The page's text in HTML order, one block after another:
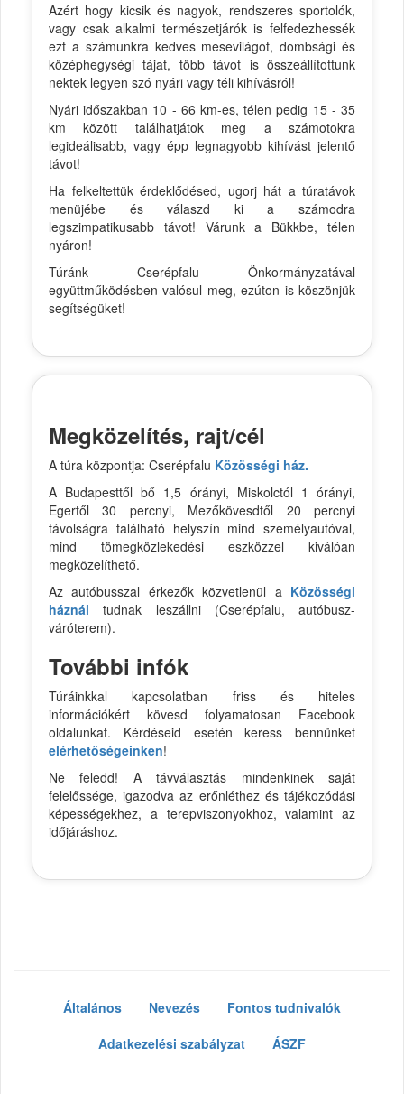
Azért hogy kicsik és nagyok, rendszeres sportolók,
vagy csak alkalmi természetjárók is felfedezhessék
ezt a számunkra kedves mesevilágot, dombsági és
középhegységi tájat, több távot is összeállítottunk
nektek legyen szó nyári vagy téli kihívásról!
Nyári időszakban 10 - 66 km-es, télen pedig 15 - 35
km között találhatjátok meg a számotokra
legideálisabb, vagy épp legnagyobb kihívást jelentő
távot!
Ha felkeltettük érdeklődésed, ugorj hát a túratávok
menüjébe és válaszd ki a számodra
legszimpatikusabb távot! Várunk a Bükkbe, télen
nyáron!
Túránk Cserépfalu Önkormányzatával
együttműködésben valósul meg, ezúton is köszönjük
segítségüket!
Megközelítés, rajt/cél
A túra központja: Cserépfalu Közösségi ház.
A Budapesttől bő 1,5 órányi, Miskolctól 1 órányi,
Egertől 30 percnyi, Mezőkövesdtől 20 percnyi
távolságra található helyszín mind személyautóval,
mind tömegközlekedési eszközzel kiválóan
megközelíthető.
Az autóbusszal érkezők közvetlenül a Közösségi
háznál tudnak leszállni (Cserépfalu, autóbusz-
váróterem).
További infók
Túráinkkal kapcsolatban friss és hiteles
információkért kövesd folyamatosan Facebook
oldalunkat. Kérdéseid esetén keress bennünket
elérhetőségeinken!
Ne feledd! A távválasztás mindenkinek saját
felelőssége, igazodva az erőnléthez és tájékozódási
képességekhez, a terepviszonyokhoz, valamint az
időjáráshoz.
Általános Nevezés
Fontos tudnivalók
Adatkezelési szabályzat
ÁSZF